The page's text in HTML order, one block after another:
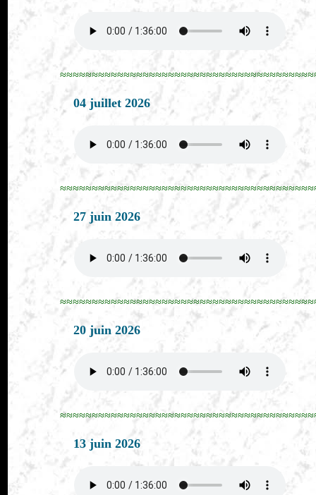
04 juillet 2026
27 juin 2026
20 juin 2026
13 juin 2026